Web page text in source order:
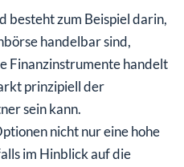
besteht zum Beispiel darin,
handelbar sind,
Finanzinstrumente handelt
prinzipiell der
sein kann.
nicht nur eine hohe
im Hinblick auf die